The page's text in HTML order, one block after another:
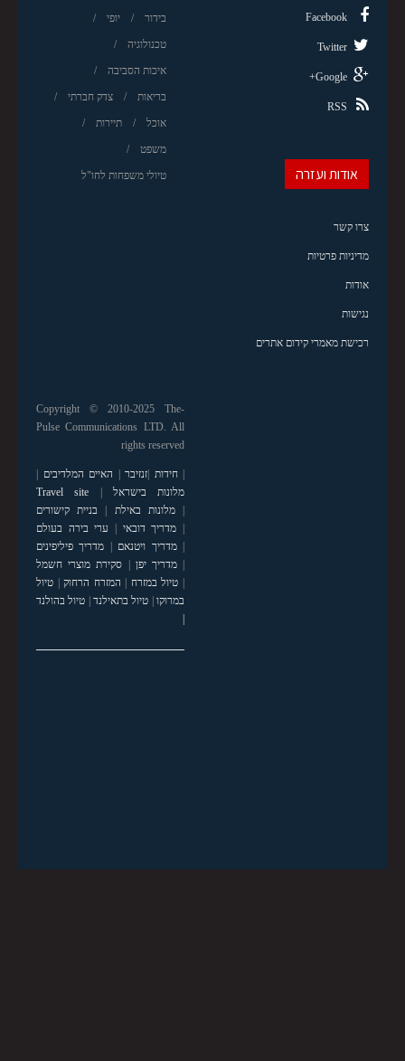
בידור יופי
טכנולוגיה
איכות הסביבה
בריאות צדק חברתי
אוכל תיירות
משפט
טיולי משפחות לחו"ל
Facebook
Twitter
Google+
RSS
אודות ועזרה
צרו קשר
מדיניות פרטיות
אודות
נגישות
רכישת מאמרי קידום אתרים
Copyright © 2010-2025 The-
Pulse Communications LTD. All
rights reserved
|חידות זנזיבר האיים המלדיבים
מלונות בישראל
Travel site
|מלונות באילת
בניית קישורים
מדריך דובאי
ערי בירה בעולם
|מדריך ויטנאם
מדריך פיליפינים
|מדריך יפן
סקירת מוצרי חשמל
טיול במזרח המזרח הרחוק| טיול
במרוקו| טיול בתאילנד| טיול בהולנד